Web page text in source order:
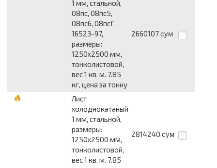
1 мм, стальной,
08пс, 08пс5,
08пс6, 08псГ,
16523-97,
размеры:
1250x2500 мм,
тонколистовой,
вес 1 кв. м. 7.85
кг, цена за тонну
2660107 сум
Лист
холоднокатаный
1 мм, стальной,
размеры:
1250x2500 мм,
тонколистовой,
вес 1 кв. м. 7.85
2814240 сум